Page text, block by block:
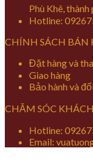
Phù Khê,
Hotline:
CHÍNH SÁCH BÁN
Đặt hàng và
Giao hàng
Bảo hành và
CHĂM SÓC
Hotline:
Email: